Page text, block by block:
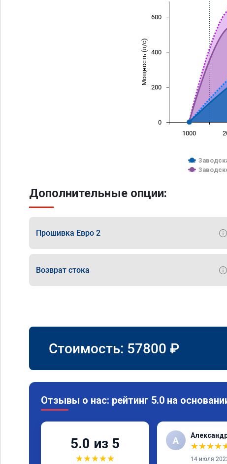
Мощность (л/с)
1000
0
200
400
600
Дополнительные опции:
Прошивка Евро 2
Возврат стока
Стоимость: 57800 ₽
Отзывы о нас: рейтинг 5.0 на
5.0 из 5
★★★★★
А
★★★★
14 июля